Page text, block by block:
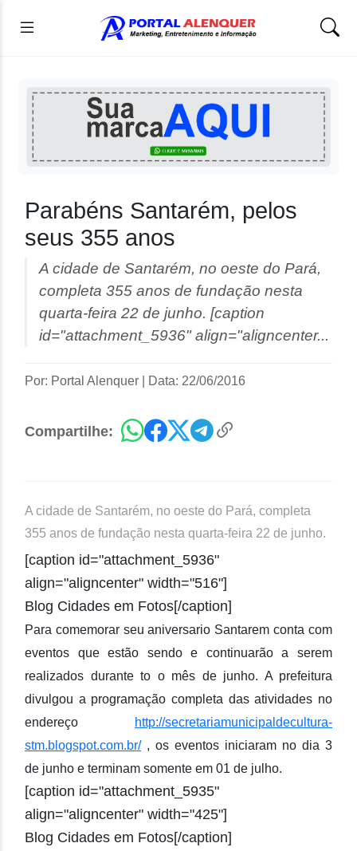
Parabéns Santarém, pelos
seus 355 anos
A cidade de Santarém, no oeste do Pará,
completa 355 anos de fundação nesta
quarta-feira 22 de junho. [caption
id="attachment_5936" align="aligncenter...
Por: Portal Alenquer Data: 22/06/2016
Compartilhe:
A cidade de Santarém, no oeste do Pará, completa
355 anos de fundação nesta quarta-feira 22 de junho.
[caption id="attachment_5936"
align="aligncenter" width="516"]
Blog Cidades em Fotos[/caption]
Para comemorar seu aniversario Santarem conta com
eventos que estão sendo e continuarão a serem
realizados durante to o mês de junho. A prefeitura
divulgou a programação completa das atividades no
endereço
http://secretariamunicipaldecultura-
stm.blogspot.com.br/, os eventos iniciaram no dia 3
de junho e terminam somente em 01 de julho.
[caption id="attachment_5935"
align="aligncenter" width="425"]
Blog Cidades em Fotos[/caption]